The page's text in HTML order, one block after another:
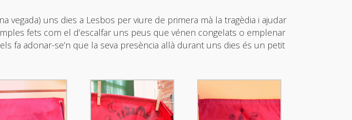
vegada) uns dies a Lesbos per viure de primera mà la tragèdia i ajudar
fets com el d’escalfar uns peus que vénen congelats o emplenar
fa adonar-se’n que la seva presència allà durant uns dies és un petit